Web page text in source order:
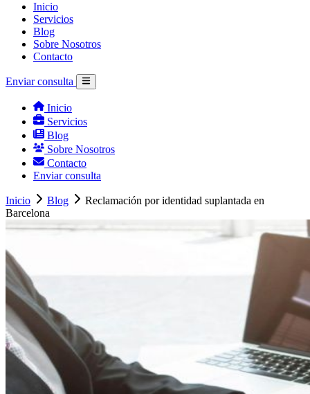
Inicio
Servicios
Blog
Sobre Nosotros
Contacto
Enviar consulta
Inicio
Servicios
Blog
Sobre Nosotros
Contacto
Enviar consulta
Inicio Blog
Reclamación por identidad suplantada en
Barcelona